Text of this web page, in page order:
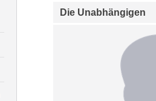
Die Unabhängigen